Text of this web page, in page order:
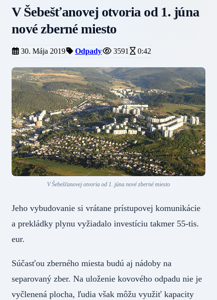
V Šebešťanovej otvoria od 1. júna
nové zberné miesto
30. Mája 2019 Odpady 3591 0:42
V Šebešťanovej otvoria od 1. júna nové zberné miesto
Jeho vybudovanie si vrátane prístupovej komunikácie
a prekládky plynu vyžiadalo investíciu takmer 55-tis.
eur.
Súčasťou zberného miesta budú aj nádoby na
separovaný zber. Na uloženie kovového odpadu nie je
vyčlenená plocha, ľudia však môžu využiť kapacity